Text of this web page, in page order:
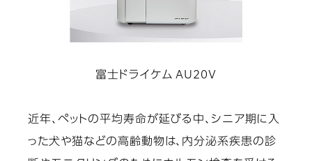
富士ドライケム AU20V
近年、ペットの平均寿命が延びる中、シニア期に入
った犬や猫などの高齢動物は、内分泌系疾患の診